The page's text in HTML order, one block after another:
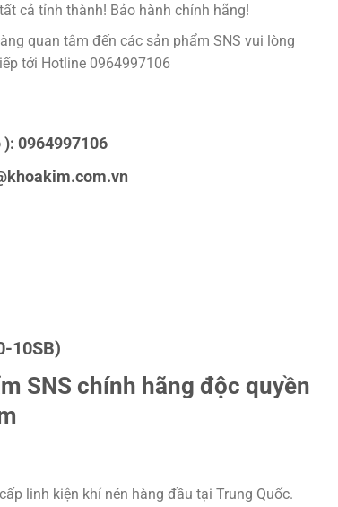
cả tỉnh thành! Bảo hành chính hãng!
quan tâm đến các sản phẩm SNS vui lòng
tới Hotline 0964997106
0964997106
10SB)
SNS chính hãng độc quyền
linh kiện khí nén hàng đầu tại Trung Quốc.